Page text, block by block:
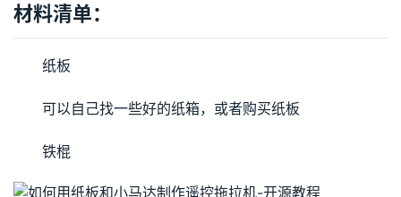
材料清单：
纸板
可以自己找一些好的纸箱，或者购买纸板
铁棍